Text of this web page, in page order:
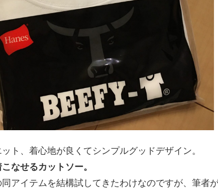
ト、着心地が良くてシンプルグッドデザイン。
なせるカットソー。
アイテムを結構試してきたわけなのですが、筆者